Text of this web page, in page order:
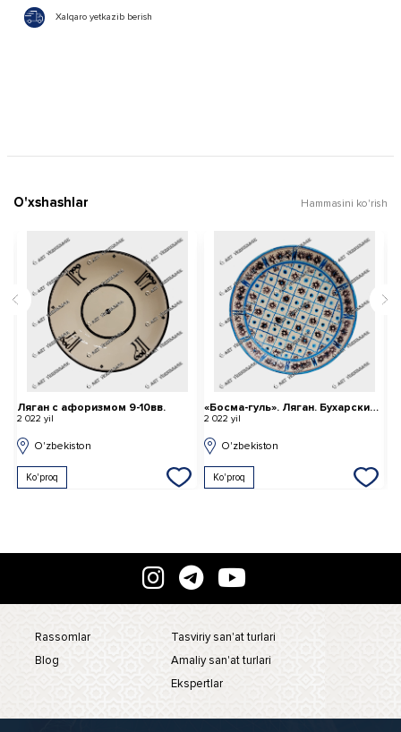
Xalqaro yetkazib berish
O'xshashlar Hammasini ko'rish
«Босма-гуль». Ляган. Бухарский стиль18-19 вв.
2 022 yil
O'zbekiston
Ko'proq
Girix naqshli koshin
2 022 yil
O'zbekiston
Ko'proq
Rassomlar
Blog
Tasviriy san'at turlari
Amaliy san'at turlari
Ekspertlar